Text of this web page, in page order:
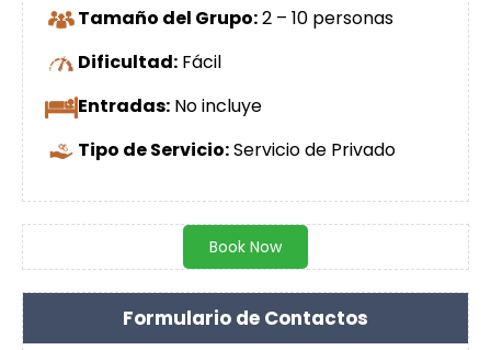
Tamaño del Grupo:2 – 10 personas
Dificultad: Fácil
Entradas: No incluye
Tipo de Servicio:Servicio de Privado
Book Now
Formulario de Contactos